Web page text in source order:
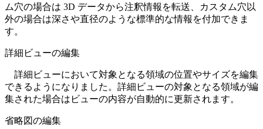
ム穴の場合は 3D データから注釈情報を転送、カスタム穴以
外の場合は深さや直径のような標準的な情報を付加できま
す。
詳細ビューの編集
詳細ビューにおいて対象となる領域の位置やサイズを編集
できるようになりました。詳細ビューの対象となる領域が編
集された場合はビューの内容が自動的に更新されます。
省略図の編集